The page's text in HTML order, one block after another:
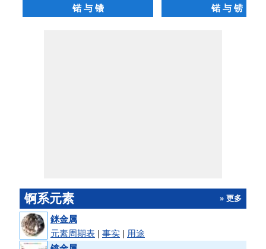
锘 与 镄 锘 与 铹
锕系元素 » 更多
銤金属
元素周期表 | 事实 | 用途